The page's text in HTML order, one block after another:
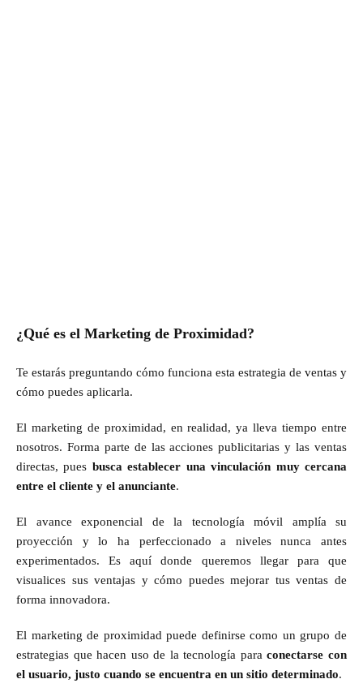
¿Qué es el Marketing de Proximidad?
Te estarás preguntando cómo funciona esta estrategia de ventas y
cómo puedes aplicarla.
El marketing de proximidad, en realidad, ya lleva tiempo entre
nosotros. Forma parte de las acciones publicitarias y las ventas
directas, pues busca establecer una vinculación muy cercana
entre el cliente y el anunciante.
El avance exponencial de la tecnología móvil amplía su
proyección y lo ha perfeccionado a niveles nunca antes
experimentados. Es aquí donde queremos llegar para que
visualices sus ventajas y cómo puedes mejorar tus ventas de
forma innovadora.
El marketing de proximidad puede definirse como un grupo de
estrategias que hacen uso de la tecnología paraconectarse con
el usuario, justo cuando se encuentra en un sitio determinado.